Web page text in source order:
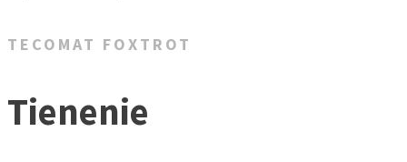
TECOMAT FOXTROT
Tienenie